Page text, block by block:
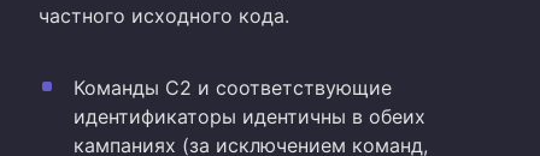
частного исходного кода.
Команды C2 и соответствующие
идентификаторы идентичны в обеих
кампаниях (за исключением команд,